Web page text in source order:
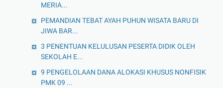
MERIA...
PEMANDIAN TEBAT AYAH PUHUN WISATA BARU DI
JIWA BAR...
3 PENENTUAN KELULUSAN PESERTA DIDIK OLEH
SEKOLAH E...
9 PENGELOLAAN DANA ALOKASI KHUSUS NONFISIK
PMK 09 ...